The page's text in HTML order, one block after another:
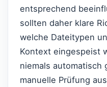
entsprechend
sollten daher klare
welche Dateitypen
Kontext eingespeist
niemals automatisch
manuelle Prüfung